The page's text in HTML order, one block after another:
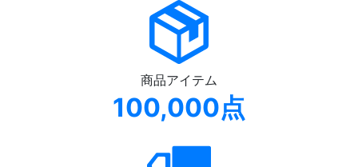
商品アイテム
100,000点